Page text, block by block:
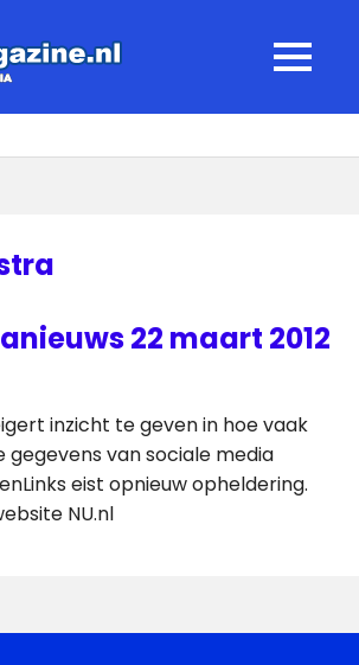
MENU
22 maart 2012
inzicht te geven in hoe vaak
gegevens van sociale media
eist opnieuw opheldering.
NU.nl